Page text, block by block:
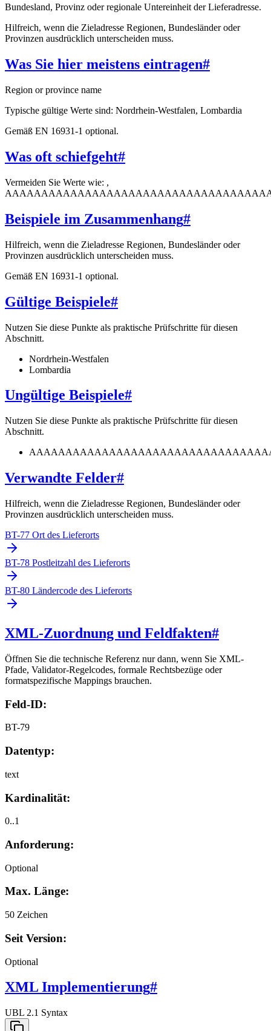
Bundesland, Provinz oder regionale Untereinheit der Lieferadresse.
Hilfreich, wenn die Zieladresse Regionen, Bundesländer oder
Provinzen ausdrücklich unterscheiden muss.
Was Sie hier meistens eintragen#
Region or province name
Typische gültige Werte sind: Nordrhein-Westfalen, Lombardia
Gemäß EN 16931-1 optional.
Was oft schiefgeht#
Vermeiden Sie Werte wie: ,
Beispiele im Zusammenhang#
Hilfreich, wenn die Zieladresse Regionen, Bundesländer oder
Provinzen ausdrücklich unterscheiden muss.
Gemäß EN 16931-1 optional.
Gültige Beispiele#
Nutzen Sie diese Punkte als praktische Prüfschritte für diesen
Abschnitt.
Nordrhein-Westfalen
Lombardia
Ungültige Beispiele#
Nutzen Sie diese Punkte als praktische Prüfschritte für diesen
Abschnitt.
Verwandte Felder#
Hilfreich, wenn die Zieladresse Regionen, Bundesländer oder
Provinzen ausdrücklich unterscheiden muss.
BT-77 Ort des Lieferorts
BT-78 Postleitzahl des Lieferorts
BT-80 Ländercode des Lieferorts
XML-Zuordnung und Feldfakten#
Öffnen Sie die technische Referenz nur dann, wenn Sie XML-
Pfade, Validator-Regelcodes, formale Rechtsbezüge oder
formatspezifische Mappings brauchen.
Feld-ID:
BT-79
Datentyp:
text
Kardinalität:
0..1
Anforderung:
Optional
Max. Länge:
50 Zeichen
Seit Version:
Optional
XML Implementierung#
UBL 2.1 Syntax